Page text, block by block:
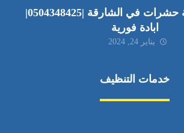
شركة مكافحة حشرات في الشارقة |0504348425|
ابادة فورية
يناير 24, 2024
خدمات التنظيف